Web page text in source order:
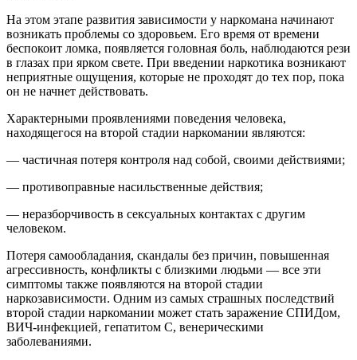
На этом этапе развития зависимости у наркомана начинают
возникать проблемы со здоровьем. Его время от времени
беспокоит ломка, появляется головная боль, наблюдаются рези
в глазах при ярком свете. При введении наркотика возникают
неприятные ощущения, которые не проходят до тех пор, пока
он не начнет действовать.
Характерными проявлениями поведения человека,
находящегося на второй стадии наркомании являются:
— частичная потеря контроля над собой, своими действиями;
— противоправные насильственные действия;
— неразборчивость в сексуальных контактах с другим
человеком.
Потеря самообладания, скандалы без причин, повышенная
агрессивность, конфликты с близкими людьми — все эти
симптомы также появляются на второй стадии
наркозависимости. Одним из самых страшных последствий
второй стадии наркомании может стать заражение СПИДом,
ВИЧ-инфекцией, гепатитом С, венерическими
заболеваниями.